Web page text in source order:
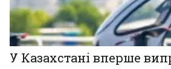
У Казахстані вперше